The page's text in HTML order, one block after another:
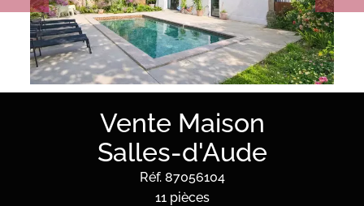
Vente Maison
Salles-d'Aude
Réf. 87056104
11 pièces